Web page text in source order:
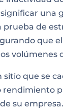
una
prueba de
que
volúmenes
sitio que se
rendimiento
su